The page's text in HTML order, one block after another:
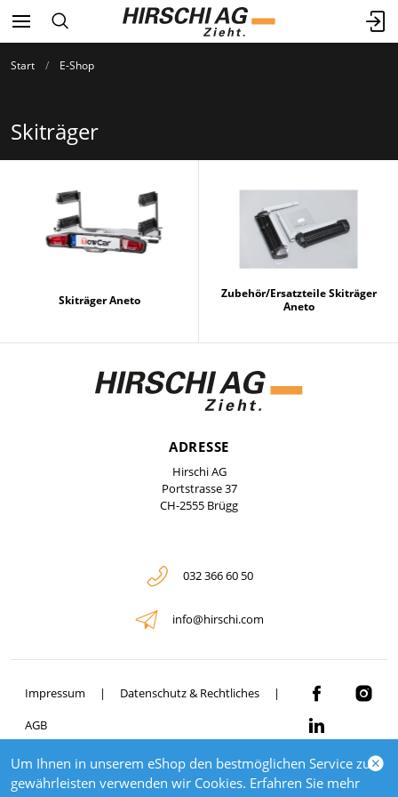
Um Ihnen in unserem eShop den bestmöglichen Service zu
gewährleisten verwenden wir Cookies. Erfahren Sie mehr
Start E-Shop
Skiträger
Skiträger Aneto
Zubehör/Ersatzteile Skiträger
Aneto
ADRESSE
Hirschi AG
Portstrasse 37
CH-2555 Brügg
032 366 60 50
info@hirschi.com
Impressum
Datenschutz & Rechtliches
AGB
© 2026 HIRSCHI
powered by polynorm